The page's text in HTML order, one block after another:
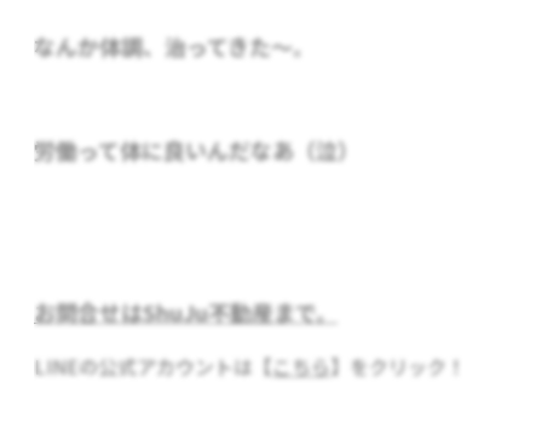
なんか体調、治ってきた～。
労働って体に良いんだなあ（泣）
お問合せはShuJu不動産まで。
LINEの公式アカウントは【こちら】をクリック！